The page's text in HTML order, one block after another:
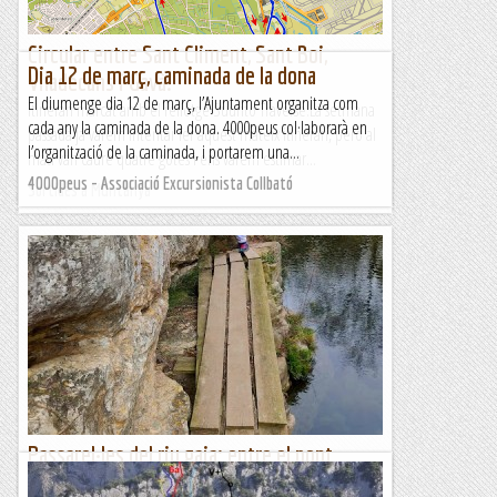
Circular entre Sant Climent, Sant Boi,
Viladecans i Gavà.
Itinerari marcat amb el rellotge Suunto Traverse.La setmana
passada ja vàrem intentar fer aquest mateix itinerari, però al
matí van caure quatre gotes i ens vàrem estimar...
Sortides a Muntanya
Dia 12 de març, caminada de la dona
El diumenge dia 12 de març, l’Ajuntament organitza com
cada any la caminada de la dona. 4000peus col·laborarà en
l’organització de la caminada, i portarem una...
4000peus - Associació Excursionista Collbató
Passarel·les del riu gaia: entre el pont
d'argentera i querol